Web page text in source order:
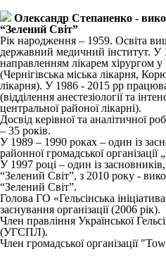
Олександр Степаненко -
“Зелений Світ”
Рік народження – 1959. Освіта
державний медичний інститут. У
направленням лікарем хірургом у
(Чернігівська міська лікарня,
лікарня). У 1986 - 2015 рр
(відділення анестезіології та
центральної районої лікарні).
Досвід керівної та аналітичної
– 35 років.
У 1989 – 1990 роках – один із
районної громадської
У 1997 році – один із
“Зелений Світ”, з 2010 року -
“Зелений Світ”.
Голова ГО «Гельсінська
заснування організації (2006 рік).
Член правління Української
(УГСПЛ).
Член громадської організації